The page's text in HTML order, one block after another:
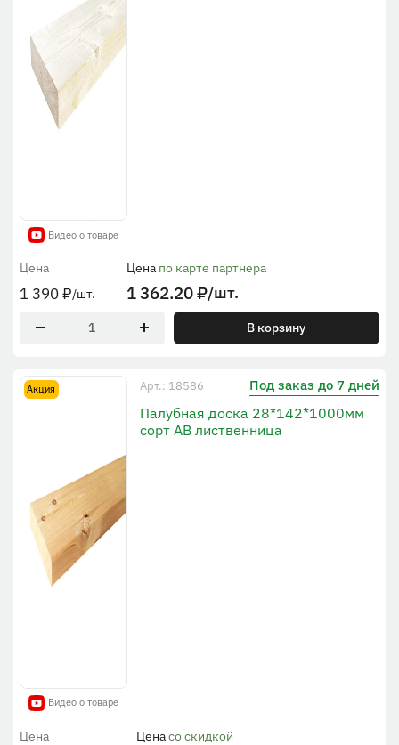
Видео о товаре
Цена
1 390₽/шт.
Цена по карте партнера
1 362.20₽/шт.
В корзину
Акция
Видео о товаре
Арт.: 18586 Под заказ до 7 дней
Палубная доска 28*142*1000мм
сорт АВ лиственница
Цена Ценасо скидкой